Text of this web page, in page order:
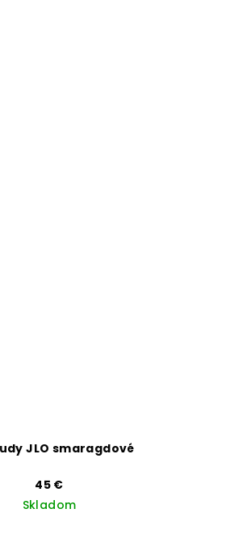
JLO smaragdové
45 €
Skladom